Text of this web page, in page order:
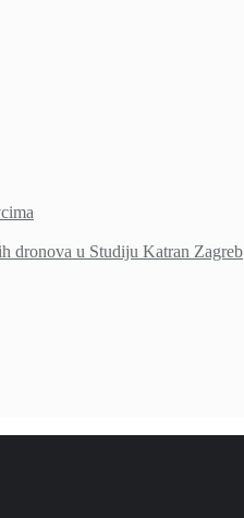
dronova u Studiju Katran Zagreb